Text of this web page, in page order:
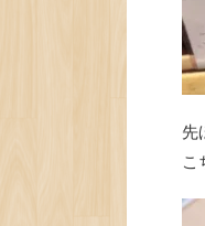
先
こ